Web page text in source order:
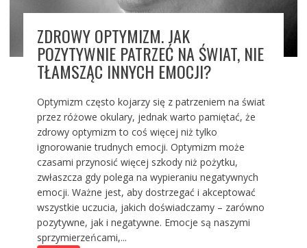
ZDROWY OPTYMIZM. JAK
POZYTYWNIE PATRZEĆ NA ŚWIAT, NIE
TŁAMSZĄC INNYCH EMOCJI?
Optymizm często kojarzy się z patrzeniem na świat
przez różowe okulary, jednak warto pamiętać, że
zdrowy optymizm to coś więcej niż tylko
ignorowanie trudnych emocji. Optymizm może
czasami przynosić więcej szkody niż pożytku,
zwłaszcza gdy polega na wypieraniu negatywnych
emocji. Ważne jest, aby dostrzegać i akceptować
wszystkie uczucia, jakich doświadczamy – zarówno
pozytywne, jak i negatywne. Emocje są naszymi
sprzymierzeńcami,...